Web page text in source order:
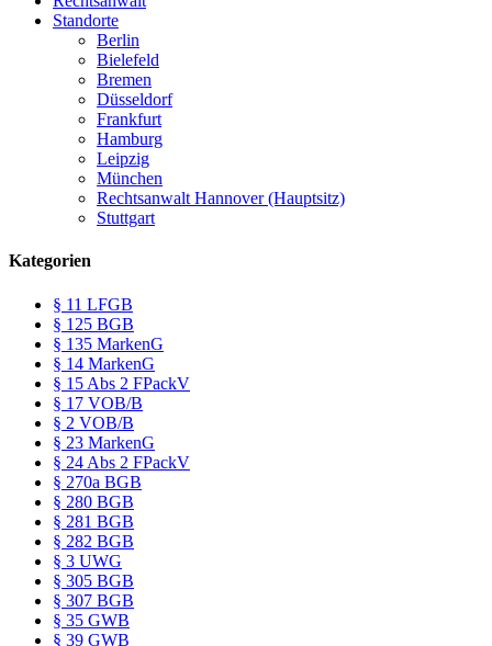
Standorte
Berlin
Bielefeld
Bremen
Düsseldorf
Frankfurt
Hamburg
Leipzig
München
Rechtsanwalt Hannover (Hauptsitz)
Stuttgart
Kategorien
§ 11 LFGB
§ 125 BGB
§ 135 MarkenG
§ 14 MarkenG
§ 15 Abs 2 FPackV
§ 17 VOB/B
§ 2 VOB/B
§ 23 MarkenG
§ 24 Abs 2 FPackV
§ 270a BGB
§ 280 BGB
§ 281 BGB
§ 282 BGB
§ 3 UWG
§ 305 BGB
§ 307 BGB
§ 35 GWB
§ 39 GWB